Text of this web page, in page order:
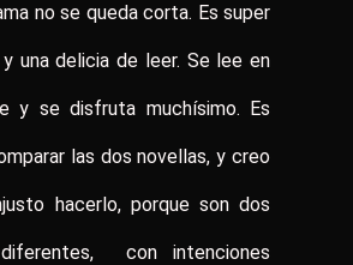
no se queda corta. Es super
una delicia de leer. Se lee en
y se disfruta muchísimo. Es
las dos novellas, y creo
hacerlo, porque son dos
con intenciones